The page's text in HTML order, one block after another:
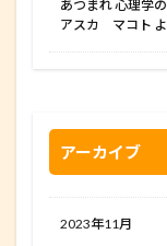
あつまれ 心理学
アスカ マコト
アーカイブ
2023年11月